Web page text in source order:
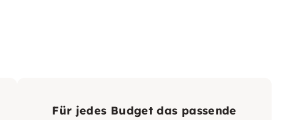
Für jedes Budget das passende